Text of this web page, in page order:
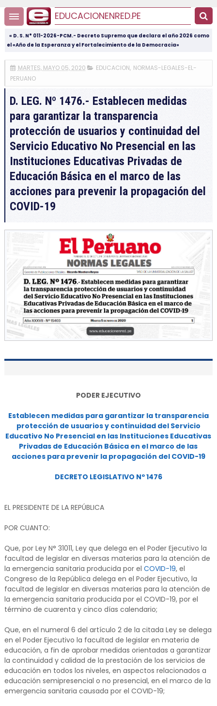
EDUCACIONENRED.PE
« D. S. N° 011-2026-PCM.- Decreto Supremo que declara el año 2026 como
el «Año de la Esperanza y el Fortalecimiento de la Democracia»
MARTES, MAYO 05, 2020 EDUCACION, NORMAS-LEGALES-EL-
PERUANO
D. LEG. Nº 1476.- Establecen medidas
para garantizar la transparencia
protección de usuarios y continuidad del
Servicio Educativo No Presencial en las
Instituciones Educativas Privadas de
Educación Básica en el marco de las
acciones para prevenir la propagación del
COVID-19
PODER EJECUTIVO
Establecen medidas para garantizar la transparencia
protección de usuarios y continuidad del Servicio
Educativo No Presencial en las Instituciones Educativas
Privadas de Educación Básica en el marco de las
acciones para prevenir la propagación del COVID-19
DECRETO LEGISLATIVO Nº 1476
EL PRESIDENTE DE LA REPÚBLICA
POR CUANTO:
Que, por Ley N° 31011, Ley que delega en el Poder Ejecutivo la
facultad de legislar en diversas materias para la atención de
la emergencia sanitaria producida por el COVID-19, el
Congreso de la República delega en el Poder Ejecutivo, la
facultad de legislar en diversas materias para la atención de
la emergencia sanitaria producida por el COVID-19, por el
término de cuarenta y cinco días calendario;
Que, en el numeral 6 del artículo 2 de la citada Ley se delega
en el Poder Ejecutivo la facultad de legislar en materia de
educación, a fin de aprobar medidas orientadas a garantizar
la continuidad y calidad de la prestación de los servicios de
educación en todos los niveles, en aspectos relacionados a
educación semipresencial o no presencial, en el marco de la
emergencia sanitaria causada por el COVID-19;